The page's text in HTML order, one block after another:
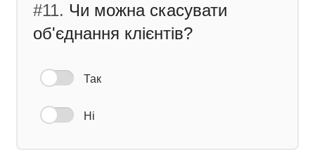
#11. Чи можна скасувати
об'єднання клієнтів?
Так
Ні